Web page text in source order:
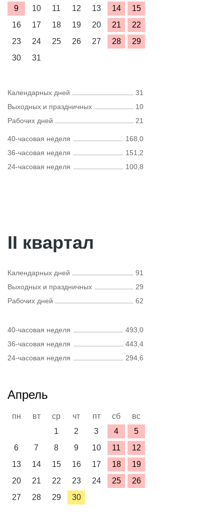
9
10 11 12 13 14
15
16
17 18 19 20 21
22
23
24 25 26 27 28
29
30
31
Календарных дней
31
Выходных и праздничных
10
Рабочих дней
21
40-часовая неделя
168,0
36-часовая неделя
151,2
24-часовая неделя
100,8
II квартал
Календарных дней
91
Выходных и праздничных
29
Рабочих дней
62
40-часовая неделя
493,0
36-часовая неделя
443,4
24-часовая неделя
294,6
Апрель
пн вт ср чт пт сб
вс
1
2 3 4
5
6
7 8 9 10 11
12
13
14 15 16 17 18
19
20
21 22 23 24 25
26
27
28 29 30